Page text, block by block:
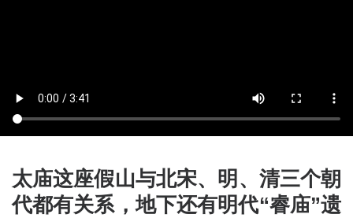
太庙这座假山与北宋、明、清三个朝
代都有关系，地下还有明代“睿庙”遗